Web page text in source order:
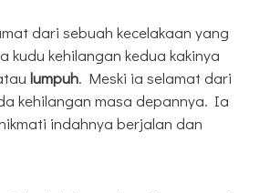
dari sebuah kecelakaan yang
kudu kehilangan kedua kakinya
lumpuh. Meski ia selamat dari
kehilangan masa depannya. Ia
indahnya berjalan dan